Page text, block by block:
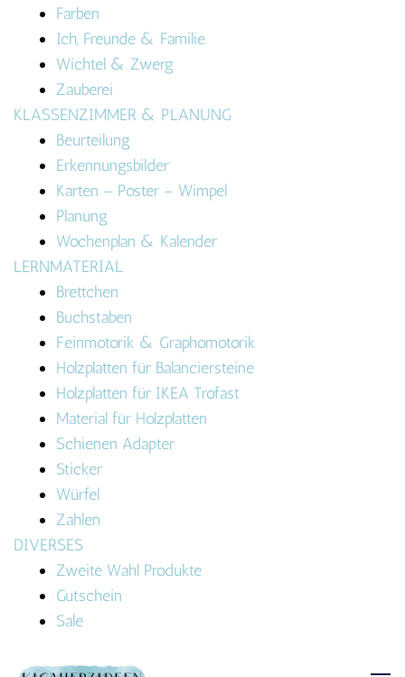
Farben
Ich, Freunde & Familie
Wichtel & Zwerg
Zauberei
KLASSENZIMMER & PLANUNG
Beurteilung
Erkennungsbilder
Karten – Poster – Wimpel
Planung
Wochenplan & Kalender
LERNMATERIAL
Brettchen
Buchstaben
Feinmotorik & Graphomotorik
Holzplatten für Balanciersteine
Holzplatten für IKEA Trofast
Material für Holzplatten
Schienen Adapter
Sticker
Würfel
Zahlen
DIVERSES
Zweite Wahl Produkte
Gutschein
Sale